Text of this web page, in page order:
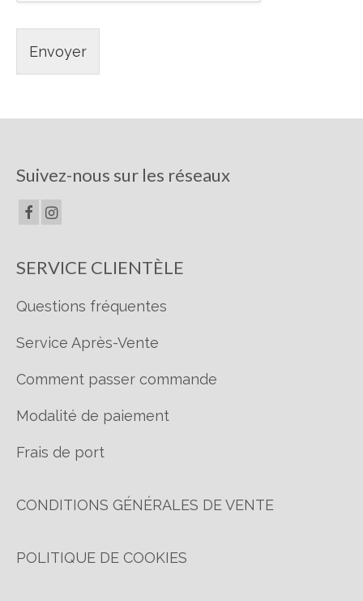
Envoyer
Suivez-nous sur les réseaux
SERVICE CLIENTÈLE
Questions fréquentes
Service Après-Vente
Comment passer commande
Modalité de paiement
Frais de port
CONDITIONS GÉNÉRALES DE VENTE
POLITIQUE DE COOKIES